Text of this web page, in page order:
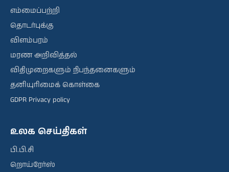
எம்மைப்பற்றி
தொடர்புக்கு
விளம்பரம்
மரண அறிவித்தல்
விதிமுறைகளும் நிபந்தனைகளும்
தனியுரிமைக் கொள்கை
GDPR Privacy policy
உலக செய்திகள்
பி.பி.சி
றொய்ரேர்ஸ்